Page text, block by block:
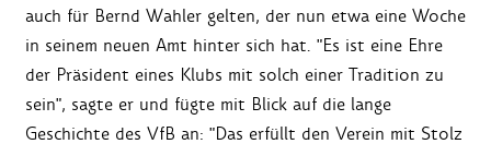
auch für Bernd Wahler gelten, der nun etwa eine Woche
in seinem neuen Amt hinter sich hat. "Es ist eine Ehre
der Präsident eines Klubs mit solch einer Tradition zu
sein", sagte er und fügte mit Blick auf die lange
Geschichte des VfB an: "Das erfüllt den Verein mit Stolz